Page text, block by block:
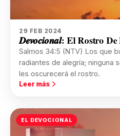
29 FEB 2024
𝑫𝒆𝒗𝒐𝒄𝒊𝒐𝒏𝒂𝒍: El Rostro
Salmos 34:5 (NTV) Los que
radiantes de alegría; ninguna
les oscurecerá el rostro.
Leer más
EL DEVOCIONAL